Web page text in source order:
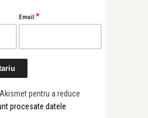
Email:*
pentru a reduce
procesate datele